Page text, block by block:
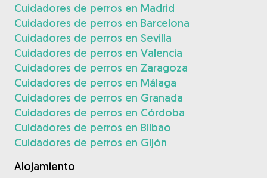
Cuidadores de perros en Madrid
Cuidadores de perros en Barcelona
Cuidadores de perros en Sevilla
Cuidadores de perros en Valencia
Cuidadores de perros en Zaragoza
Cuidadores de perros en Málaga
Cuidadores de perros en Granada
Cuidadores de perros en Córdoba
Cuidadores de perros en Bilbao
Cuidadores de perros en Gijón
Alojamiento